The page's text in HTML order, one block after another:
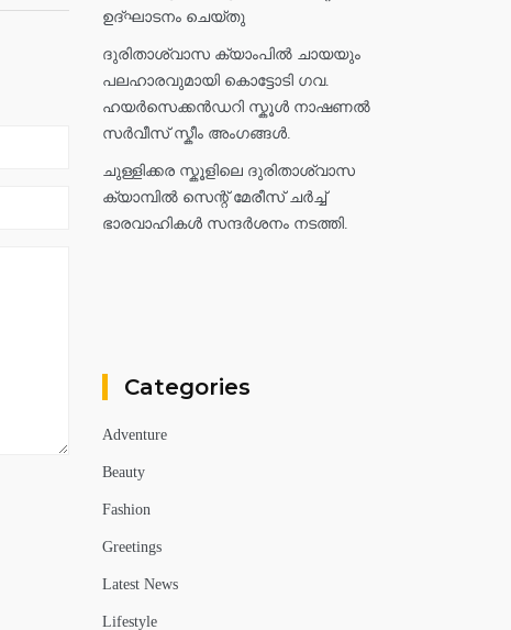
ഉദ്ഘാടനം ചെയ്തു
ദുരിതാശ്വാസ ക്യാംപിൽ ചായയും
പലഹാരവുമായി കൊട്ടോടി ഗവ.
ഹയർസെക്കൻഡറി സ്കൂൾ നാഷണൽ
സർവീസ് സ്കീം അംഗങ്ങൾ.
ചുള്ളിക്കര സ്കൂളിലെ ദുരിതാശ്വാസ
ക്യാമ്പിൽ സെന്റ് മേരീസ് ചർച്ച്
ഭാരവാഹികൾ സന്ദർശനം നടത്തി.
Categories
Adventure
Beauty
Fashion
Greetings
Latest News
Lifestyle